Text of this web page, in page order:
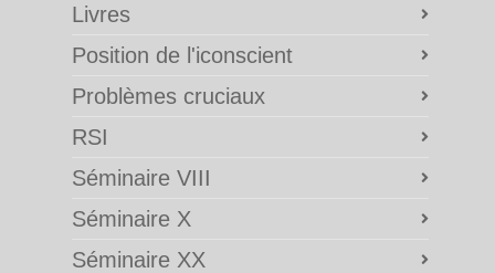
Livres
Position de l'iconscient
Problèmes cruciaux
RSI
Séminaire VIII
Séminaire X
Séminaire XX